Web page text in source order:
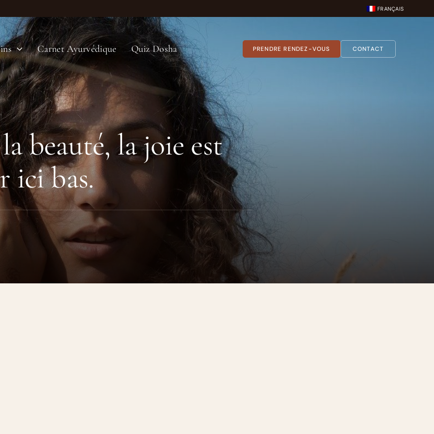
FRANÇAIS
Carnet Ayurvédique Quiz Dosha PRENDRE RENDEZ-VOUS CONTACT
beauté, la joie est
ici bas.